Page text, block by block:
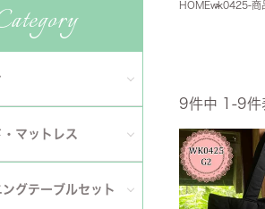
ダイニ
ソファ
ァ
・マットレス
ド・マットレス
ングテーブルセット
HOMEwk0425-商
9件中 -9件